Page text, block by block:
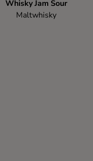
Whisky Jam Sour
Maltwhisky